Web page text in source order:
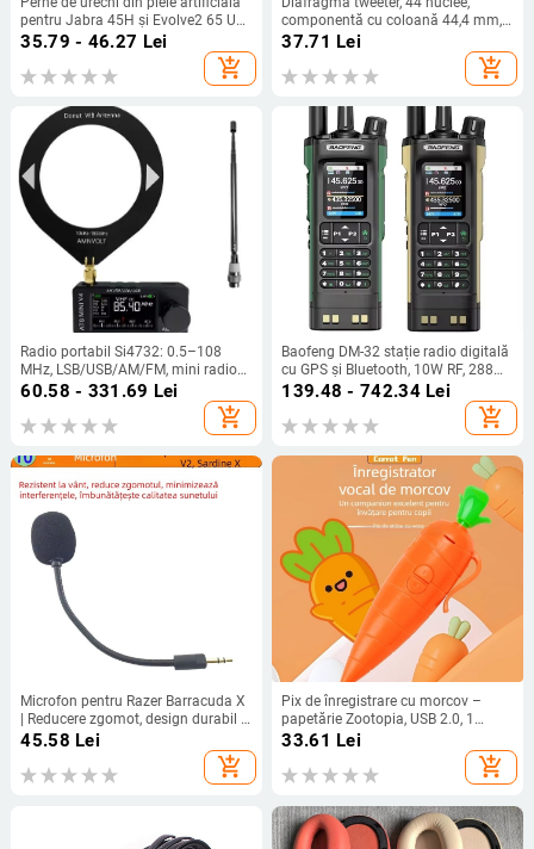
pentru Jabra 45H și Evolve2 65 UC,
montare ușoară, confort la purtare
35.79 - 46.27 Lei
add_shopping_cart
componentă cu coloană 44,4 mm,
driver horn cu bobină – accesorii
37.71 Lei
add_shopping_cart
Radio portabil Si4732: 0.5–108
MHz, LSB/USB/AM/FM, mini radio
de buzunar
60.58 - 331.69 Lei
add_shopping_cart
Baofeng DM-32 stație radio digitală
cu GPS și Bluetooth, 10W RF, 288
canale, baterie Li-ion 2500 mAh
139.48 - 742.34Lei
add_shopping_cart
Microfon pentru Razer Barracuda X
| Reducere zgomot, design durabil |
Compatibil cu Barracuda X; În stoc
45.58 Lei
add_shopping_cart
Pix de înregistrare cu morcov –
papetărie Zootopia, USB 2.0, 1
microfon, baterie AA, fără afișaj,
fără suport pentru card de memorie
33.61 Lei
add_shopping_cart